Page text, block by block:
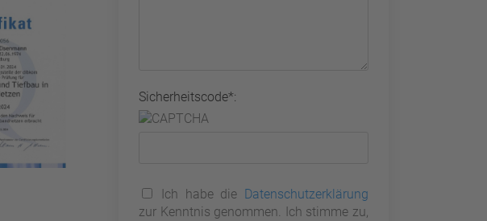
Sicherheitscode*:
Ich habe die Datenschutzerklärung
zur Kenntnis genommen. Ich stimme zu,